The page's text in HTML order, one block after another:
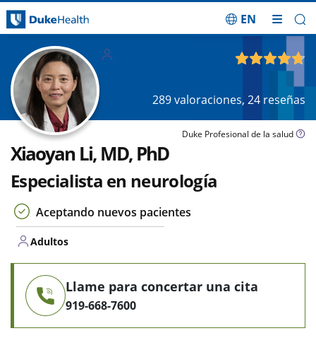
EN
289valoraciones, 24 reseñas
Duke Profesional de la salud
Xiaoyan Li, MD, PhD
Especialista en neurología
Aceptando nuevos pacientes
Adultos
Llame para concertar una cita
919-668-7600